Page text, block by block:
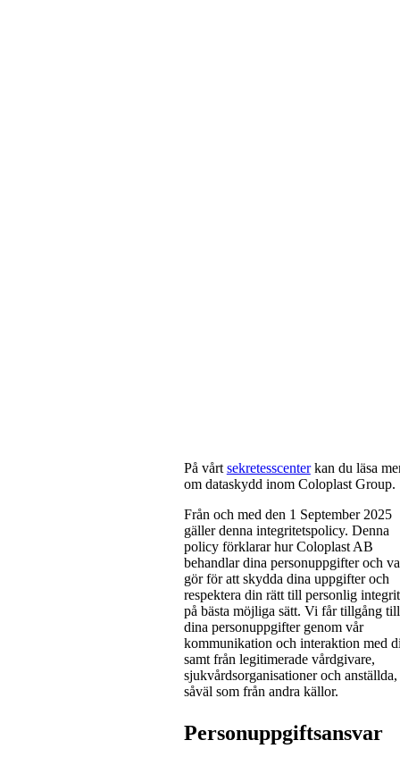
På vårt sekretesscenterkan du läsa
om dataskydd inom Coloplast Group.
Från och med den 1 September 2025
gäller denna integritetspolicy. Denna
policy förklarar hur Coloplast AB
behandlar dina personuppgifter och
gör för att skydda dina uppgifter och
respektera din rätt till personlig
på bästa möjliga sätt. Vi får tillgång till
dina personuppgifter genom vår
kommunikation och interaktion med
samt från legitimerade vårdgivare,
sjukvårdsorganisationer och anställda,
såväl som från andra källor.
Personuppgiftsansvar